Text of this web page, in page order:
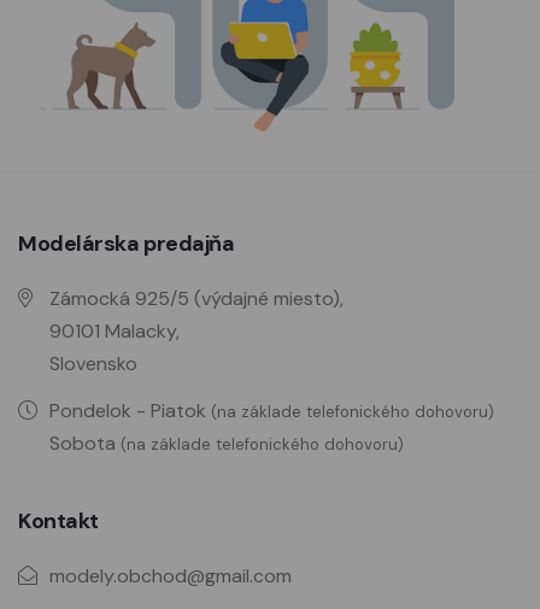
Modelárska predajňa
Zámocká 925/5 (výdajné miesto),
90101 Malacky,
Slovensko
Pondelok - Piatok (na základe telefonického dohovoru)
Sobota (na základe telefonického dohovoru)
Kontakt
modely.obchod@gmail.com